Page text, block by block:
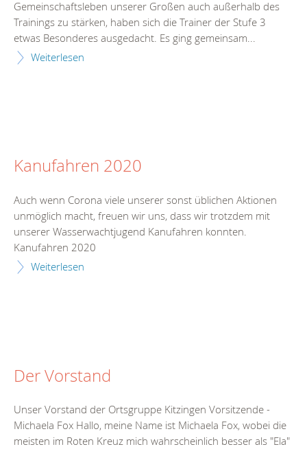
Gemeinschaftsleben unserer Großen auch außerhalb des
Trainings zu stärken, haben sich die Trainer der Stufe 3
etwas Besonderes ausgedacht. Es ging gemeinsam...
Weiterlesen
Kanufahren 2020
Auch wenn Corona viele unserer sonst üblichen Aktionen
unmöglich macht, freuen wir uns, dass wir trotzdem mit
unserer Wasserwachtjugend Kanufahren konnten.
Kanufahren 2020
Weiterlesen
Der Vorstand
Unser Vorstand der Ortsgruppe Kitzingen Vorsitzende -
Michaela Fox Hallo, meine Name ist Michaela Fox, wobei die
meisten im Roten Kreuz mich wahrscheinlich besser als "Ela"